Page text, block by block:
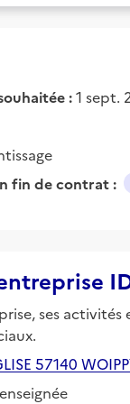
:1 sept.
fin de contrat :
ses
57140